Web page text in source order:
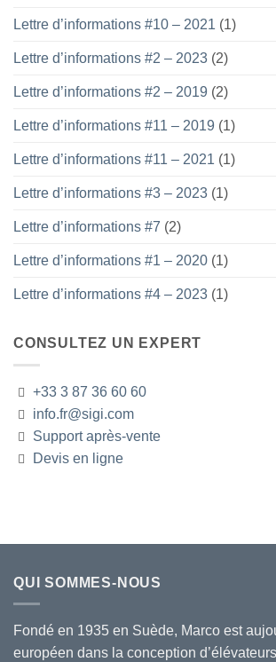
Lettre d’informations #10 – 2021 (1)
Lettre d’informations #2 – 2023 (2)
Lettre d’informations #2 – 2019 (2)
Lettre d’informations #11 – 2019 (1)
Lettre d’informations #11 – 2021 (1)
Lettre d’informations #3 – 2023 (1)
Lettre d’informations #7 (2)
Lettre d’informations #1 – 2020 (1)
Lettre d’informations #4 – 2023 (1)
CONSULTEZ UN EXPERT
+33 3 87 36 60 60
info.fr@sigi.com
Support après-vente
Devis en ligne
QUI SOMMES-NOUS
Fondé en 1935 en Suède, Marco est
européen dans la conception